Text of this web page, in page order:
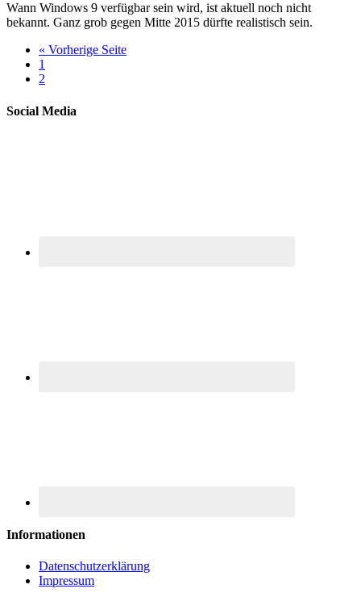
Wann Windows 9 verfügbar sein wird, ist aktuell noch nicht
bekannt. Ganz grob gegen Mitte 2015 dürfte realistisch sein.
« Vorherige Seite
1
2
Social Media
Informationen
Datenschutzerklärung
Impressum